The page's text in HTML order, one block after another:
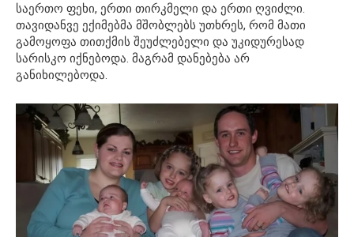
საერთო ფეხი, ერთი თირკმელი და ერთი ღვიძლი.
თავიდანვე ექიმებმა მშობლებს უთხრეს, რომ მათი
გამოყოფა თითქმის შეუძლებელი და უკიდურესად
სარისკო იქნებოდა. მაგრამ დანებება არ
განიხილებოდა.